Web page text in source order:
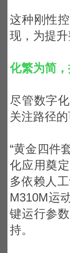
这种刚性
现，为提
化繁为简
尽管数字
关注路径
“黄金四件
化应用奠
多依赖人
M310M运
键运行参
持。